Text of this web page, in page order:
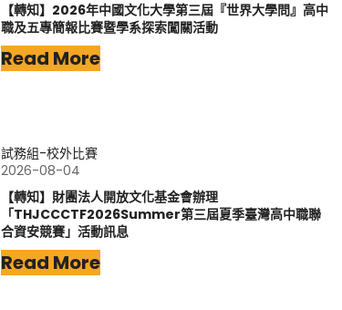
【轉知】2026年中國文化大學第三屆『世界大學問』高中
職及五專簡報比賽暨學系探索闖關活動
Read More
試務組-校外比賽
2026-08-04
【轉知】財團法人開放文化基金會辦理
「THJCCCTF2026Summer第三屆夏季臺灣高中職聯
合資安競賽」活動訊息
Read More